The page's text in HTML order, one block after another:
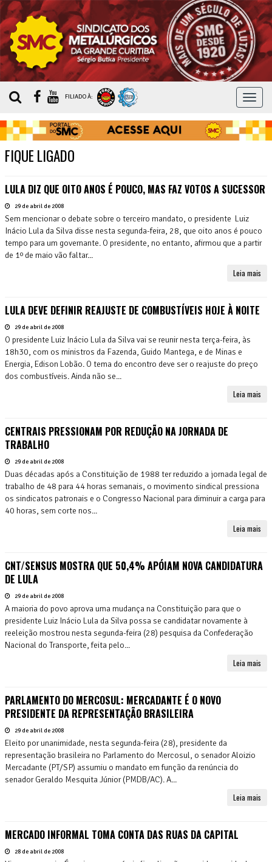
MENU
FILIADO À:
FIQUE LIGADO
LULA DIZ QUE OITO ANOS É POUCO, MAS FAZ VOTOS A SUCESSOR
29 de abril de 2008
Sem mencionar o debate sobre o terceiro mandato, o presidente Luiz
Inácio Lula da Silva disse nesta segunda-feira, 28, que oito anos é pouco
tempo para um governante. O presidente, no entanto, afirmou que a partir
de 1º de maio vão faltar...
Leia mais
LULA DEVE DEFINIR REAJUSTE DE COMBUSTÍVEIS HOJE À NOITE
29 de abril de 2008
O presidente Luiz Inácio Lula da Silva vai se reunir nesta terça-feira, às
18h30, com os ministros da Fazenda, Guido Mantega, e de Minas e
Energia, Edison Lobão. O tema do encontro deve ser o reajuste do preço
dos combustíveis. Ainda não se...
Leia mais
CENTRAIS PRESSIONAM POR REDUÇÃO NA JORNADA DE
TRABALHO
29 de abril de 2008
Duas décadas após a Constituição de 1988 ter reduzido a jornada legal de
trabalho de 48 para 44 horas semanais, o movimento sindical pressiona
os sindicatos patronais e o Congresso Nacional para diminuir a carga para
40 horas, sem corte nos...
Leia mais
CNT/SENSUS MOSTRA QUE 50,4% APÓIAM NOVA CANDIDATURA
DE LULA
29 de abril de 2008
A maioria do povo aprova uma mudança na Constituição para que o
presidente Luiz Inácio Lula da Silva possa se candidatar novamente à
reeleição mostrou nesta segunda-feira (28) pesquisa da Confederação
Nacional do Transporte, feita pelo...
Leia mais
PARLAMENTO DO MERCOSUL: MERCADANTE É O NOVO
PRESIDENTE DA REPRESENTAÇÃO BRASILEIRA
29 de abril de 2008
Eleito por unanimidade, nesta segunda-feira (28), presidente da
representação brasileira no Parlamento do Mercosul, o senador Aloizio
Mercadante (PT/SP) assumiu o mandato em função da renúncia do
senador Geraldo Mesquita Júnior (PMDB/AC). A...
Leia mais
MERCADO INFORMAL TOMA CONTA DAS RUAS DA CAPITAL
28 de abril de 2008